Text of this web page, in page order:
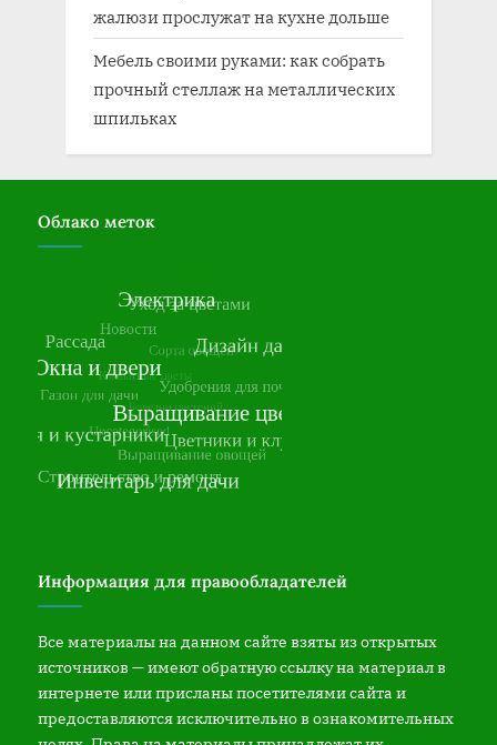
жалюзи прослужат на кухне дольше
Мебель своими руками: как собрать
прочный стеллаж на металлических
шпильках
Облако меток
Информация для правообладателей
Все материалы на данном сайте взяты из открытых
источников — имеют обратную ссылку на материал в
интернете или присланы посетителями сайта и
предоставляются исключительно в ознакомительных